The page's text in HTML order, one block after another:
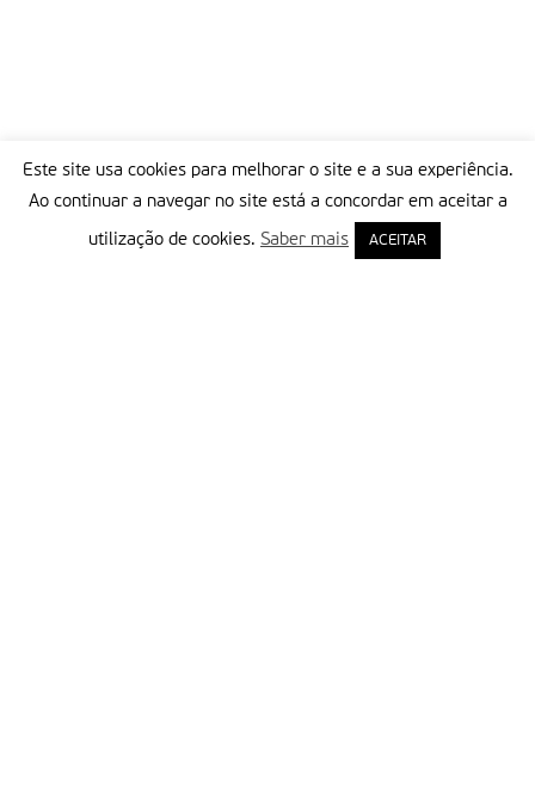
Este site usa cookies para melhorar o site e a sua experiência.
Ao continuar a navegar no site está a concordar em aceitar a
utilização de cookies. Saber mais ACEITAR